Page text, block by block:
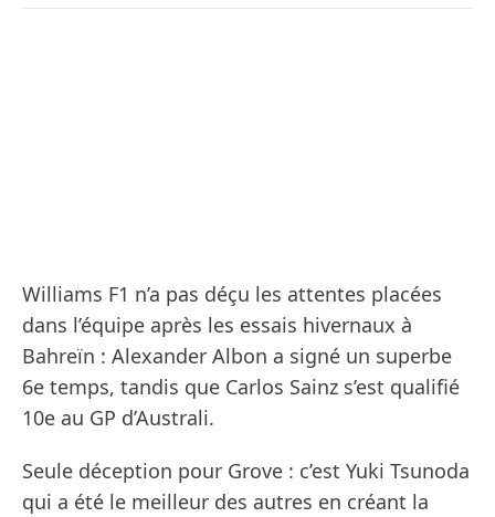
Williams F1 n’a pas déçu les attentes placées
dans l’équipe après les essais hivernaux à
Bahreïn : Alexander Albon a signé un superbe
6e temps, tandis que Carlos Sainz s’est qualifié
10e au GP d’Australi.
Seule déception pour Grove : c’est Yuki Tsunoda
qui a été le meilleur des autres en créant la